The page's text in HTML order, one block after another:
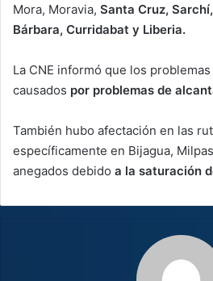
Mora, Moravia, Santa Cruz,
Bárbara, Curridabat y Liberia.
La CNE informó que los
causados por problemas de
También hubo afectación en las
específicamente en Bijagua,
anegados debido a la saturación